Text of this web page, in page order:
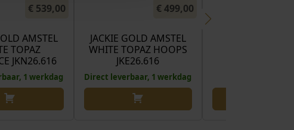
€539,00
AMSTEL
TOPAZ
JKN26.616
1 werkdag
€499,00
JACKIE GOLD AMSTEL
WHITE TOPAZ HOOPS
JKE26.616
Direct leverbaar, 1 werkdag